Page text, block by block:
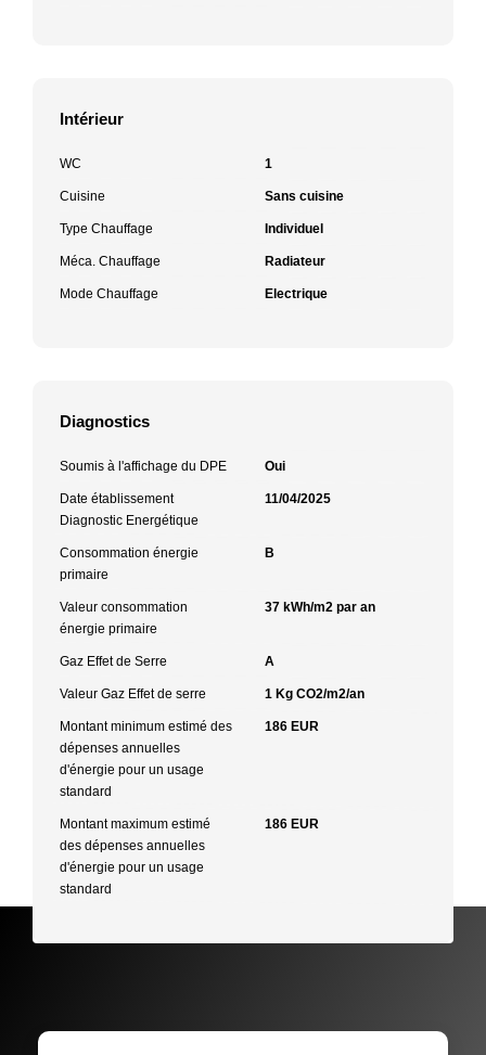
Intérieur
WC 1
Cuisine Sans cuisine
Type Chauffage Individuel
Méca. Chauffage Radiateur
Mode Chauffage Electrique
Diagnostics
Soumis à l'affichage du DPE Oui
Date établissement
Diagnostic Energétique
11/04/2025
Consommation énergie
primaire
B
Valeur consommation
énergie primaire
37 kWh/m2 par an
Gaz Effet de Serre A
Valeur Gaz Effet de serre 1 Kg CO2/m2/an
Montant minimum estimé des
dépenses annuelles
d'énergie pour un usage
standard
186 EUR
Montant maximum estimé
des dépenses annuelles
d'énergie pour un usage
standard
186 EUR